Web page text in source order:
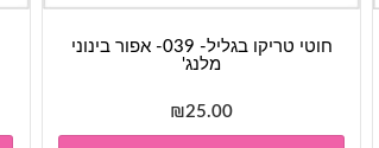
חוטי טריקו בגליל- 039- אפור בינוני
מלנג'
₪25.00